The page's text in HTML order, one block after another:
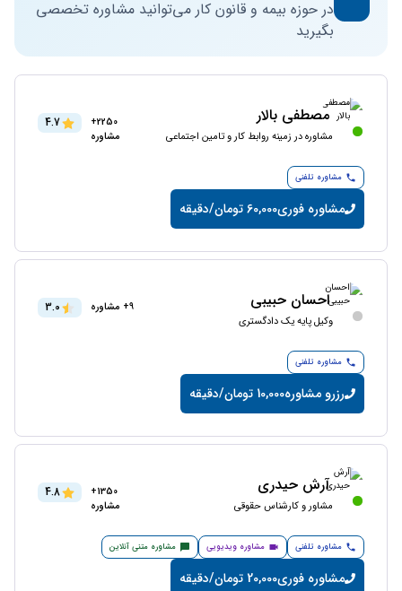
در حوزه بیمه و قانون کار می‌توانید مشاوره تخصصی
بگیرید
مصطفی بالار
مشاوره در زمینه روابط کار و تامین اجتماعی
2250+
مشاوره
4.7
مشاوره تلفنی
مشاوره فوری60,000 تومان/دقیقه
احسان حبیبی
وکیل پایه یک دادگستری
9+ مشاوره 3.0
مشاوره تلفنی
رزرو مشاوره10,000 تومان/دقیقه
آرش حیدری
مشاور و کارشناس حقوقی
1350+
مشاوره
4.8
مشاوره تلفنی مشاوره ویدیویی مشاوره متنی آنلاین
مشاوره فوری20,000 تومان/دقیقه